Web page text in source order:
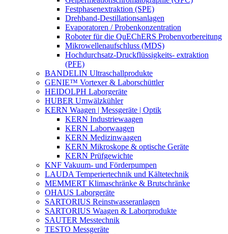
Festphasenextraktion (SPE)
Drehband-Destillationsanlagen
Evaporatoren / Probenkonzentration
Roboter für die QuEChERS Probenvorbereitung
Mikrowellenaufschluss (MDS)
Hochdurchsatz-Druckflüssigkeits- extraktion
(PFE)
BANDELIN Ultraschallprodukte
GENIE™ Vortexer & Laborschüttler
HEIDOLPH Laborgeräte
HUBER Umwälzkühler
KERN Waagen | Messgeräte | Optik
KERN Industriewaagen
KERN Laborwaagen
KERN Medizinwaagen
KERN Mikroskope & optische Geräte
KERN Prüfgewichte
KNF Vakuum- und Förderpumpen
LAUDA Temperiertechnik und Kältetechnik
MEMMERT Klimaschränke & Brutschränke
OHAUS Laborgeräte
SARTORIUS Reinstwasseranlagen
SARTORIUS Waagen & Laborprodukte
SAUTER Messtechnik
TESTO Messgeräte